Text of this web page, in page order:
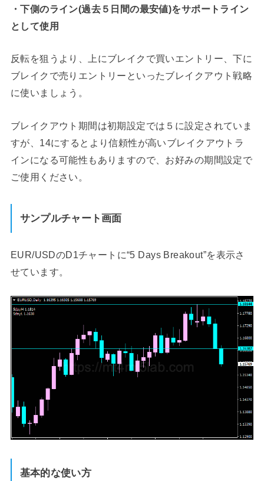
・下側のライン(過去５日間の最安値)をサポートライン
として使用
反転を狙うより、上にブレイクで買いエントリー、下に
ブレイクで売りエントリーといったブレイクアウト戦略
に使いましょう。
ブレイクアウト期間は初期設定では５に設定されていま
すが、14にするとより信頼性が高いブレイクアウトラ
インになる可能性もありますので、お好みの期間設定で
ご使用ください。
サンプルチャート画面
EUR/USDのD1チャートに“5 Days Breakout”を表示さ
せています。
基本的な使い方